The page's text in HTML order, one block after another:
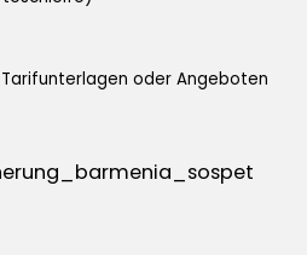
Tarifunterlagen oder Angeboten